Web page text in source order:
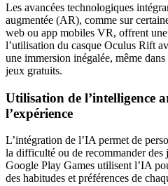
Les avancées technologiques
augmentée (AR), comme sur
web ou app mobiles VR, offrent
l’utilisation du casque Oculus Rift
une immersion inégalée, même
jeux gratuits.
Utilisation de l’intelligence
l’expérience
L’intégration de l’IA permet de
la difficulté ou de recommander des
Google Play Games utilisent l’IA
des habitudes et préférences de